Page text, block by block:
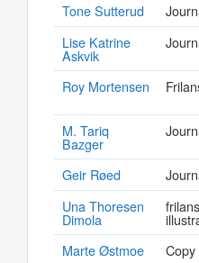
Tone Sutterud
Lise Katrine
Askvik
Roy Mortensen
M. Tariq
Bazger
Geir Røed
Una Thoresen
Dimola
Marte Østmoe